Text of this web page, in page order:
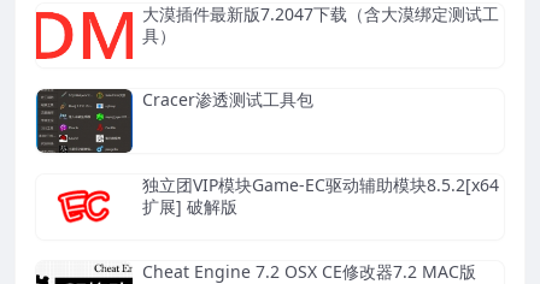
大漠插件最新版7.2047下载（含大漠绑定测试工
具）
Cracer渗透测试工具包
独立团VIP模块Game-EC驱动辅助模块8.5.2[x64
扩展] 破解版
Cheat Engine 7.2 OSX CE修改器7.2 MAC版